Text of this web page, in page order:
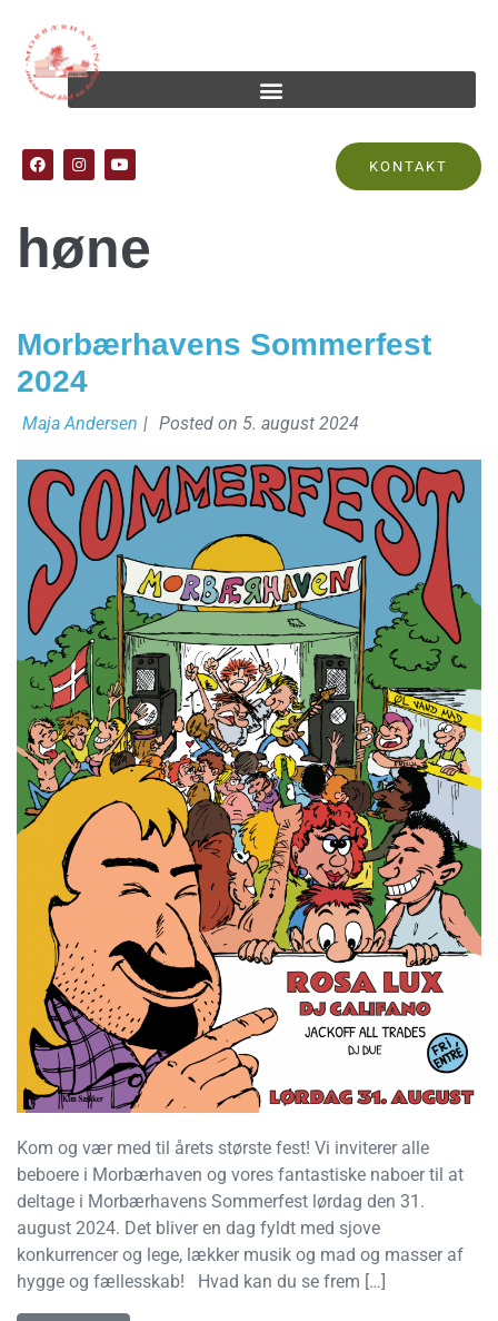
KONTAKT
Tag:
den våde
høne
Morbærhavens Sommerfest
2024
Maja Andersen | Posted on 5. august 2024
Kom og vær med til årets største fest! Vi inviterer alle
beboere i Morbærhaven og vores fantastiske naboer til at
deltage i Morbærhavens Sommerfest lørdag den 31.
august 2024. Det bliver en dag fyldt med sjove
konkurrencer og lege, lækker musik og mad og masser af
hygge og fællesskab! Hvad kan du se frem […]